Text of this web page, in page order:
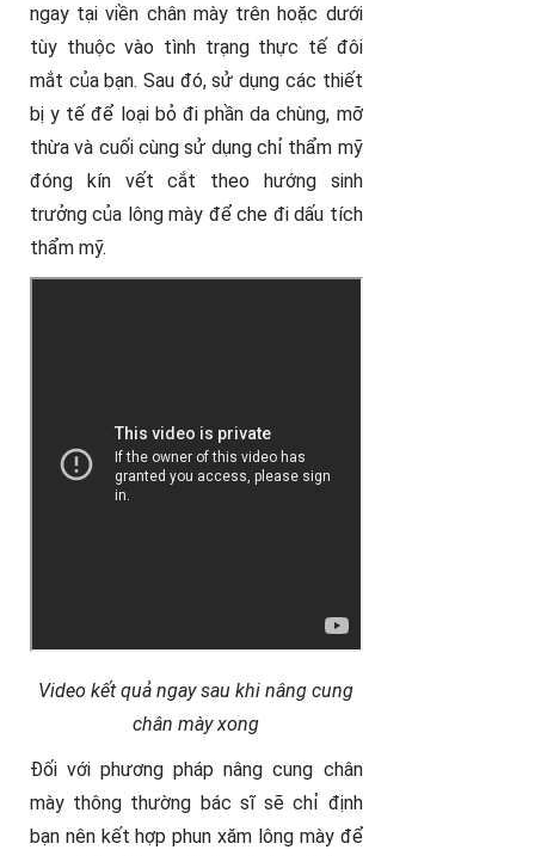
ngay tại viền chân mày trên hoặc dưới
tùy thuộc vào tình trạng thực tế đôi
mắt của bạn. Sau đó, sử dụng các thiết
bị y tế để loại bỏ đi phần da chùng, mỡ
thừa và cuối cùng sử dụng chỉ thẩm mỹ
đóng kín vết cắt theo hướng sinh
trưởng của lông mày để che đi dấu tích
thẩm mỹ.
Video kết quả ngay sau khi nâng cung
chân mày xong
Đối với phương pháp nâng cung chân
mày thông thường bác sĩ sẽ chỉ định
bạn nên kết hợp phun xăm lông mày để